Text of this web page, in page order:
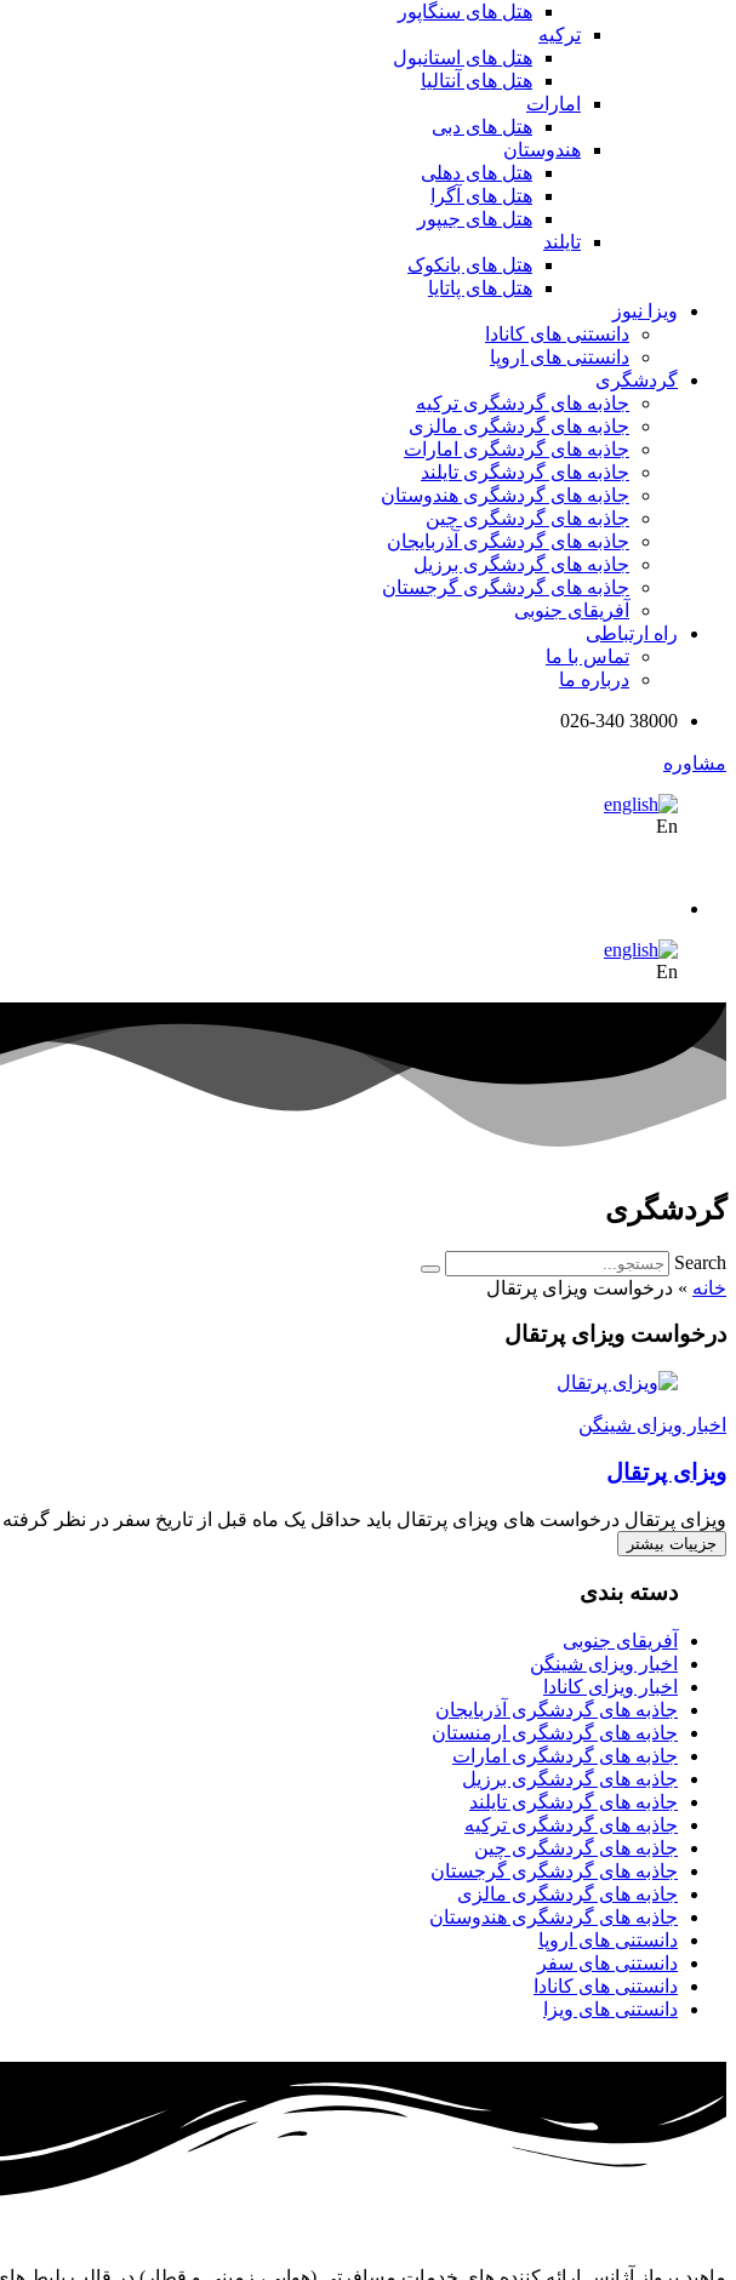
هتل های سنگاپور
ترکیه
هتل های استانبول
هتل های آنتالیا
امارات
هتل های دبی
هندوستان
هتل های دهلی
هتل های آگرا
هتل های جیپور
تایلند
هتل های بانکوک
هتل های پاتایا
ویزا نیوز
دانستنی های کانادا
دانستنی های اروپا
گردشگری
جاذبه های گردشگری ترکیه
جاذبه های گردشگری مالزی
جاذبه های گردشگری امارات
جاذبه های گردشگری تایلند
جاذبه های گردشگری هندوستان
جاذبه های گردشگری چین
جاذبه های گردشگری آذربایجان
جاذبه های گردشگری برزیل
جاذبه های گردشگری گرجستان
آفریقای جنوبی
راه ارتباطی
تماس با ما
درباره ما
38000 026-340
مشاوره
En
En
گردشگری
Search
خانه » درخواست ویزای پرتقال
درخواست ویزای پرتقال
اخبار ویزای شینگن
ویزای پرتقال
ویزای پرتقال درخواست های ویزای پرتقال باید حداقل یک ماه قبل از تاریخ سفر در نظر
جزییات بیشتر
دسته بندی
آفریقای جنوبی
اخبار ویزای شینگن
اخبار ویزای کانادا
جاذبه های گردشگری آذربایجان
جاذبه های گردشگری ارمنستان
جاذبه های گردشگری امارات
جاذبه های گردشگری برزیل
جاذبه های گردشگری تایلند
جاذبه های گردشگری ترکیه
جاذبه های گردشگری چین
جاذبه های گردشگری گرجستان
جاذبه های گردشگری مالزی
جاذبه های گردشگری هندوستان
دانستنی های اروپا
دانستنی های سفر
دانستنی های کانادا
دانستنی های ویزا